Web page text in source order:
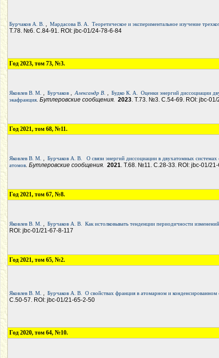
Бурчаков А. В. Мардасова В. А. Теоретическое и экспериментальное изучение
Т.78. №6. С.84-91. ROI: jbc-01/24-78-6-84
Год 2023, том 73, №3.
Яковлев В. М. Бурчаков Александр В. Будко К. А.
Оценки энергий диссоциации
экафранция . Бутлеровские сообщения. 2023 . Т.73. №3. С.54-69. ROI: jbc-
Год 2021, том 68, №11.
Яковлев В. М. Бурчаков А. В.
О связи энергий диссоциации в двухатомных
атомов . Бутлеровские сообщения. 2021 . Т.68. №11. С.28-33. ROI: jbc-01/
Год 2021, том 67, №8.
Яковлев В. М. Бурчаков А. В. Как истолковывать тенденции периодичности
ROI: jbc-01/21-67-8-117
Год 2021, том 65, №2.
Яковлев В. М. Бурчаков А. В. О свойствах франция в атомарном и конденсированном
С.50-57. ROI: jbc-01/21-65-2-50
Год 2020, том 64, №10.